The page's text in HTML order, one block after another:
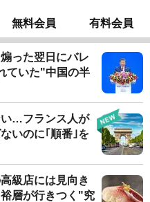
無料会員 有料会員
った翌日にバレ
ていた"中国の半
…フランス人が
いのに｢順番｣を
級店には見向き
層が行きつく"究